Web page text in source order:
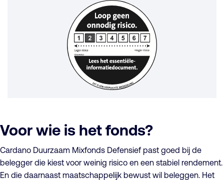
Voor wie is het fonds?
Cardano Duurzaam Mixfonds Defensief past goed bij de
belegger die kiest voor weinig risico en een stabiel rendement.
En die daarnaast maatschappelijk bewust wil beleggen. Het